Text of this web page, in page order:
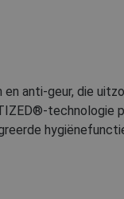
anti-geur, die